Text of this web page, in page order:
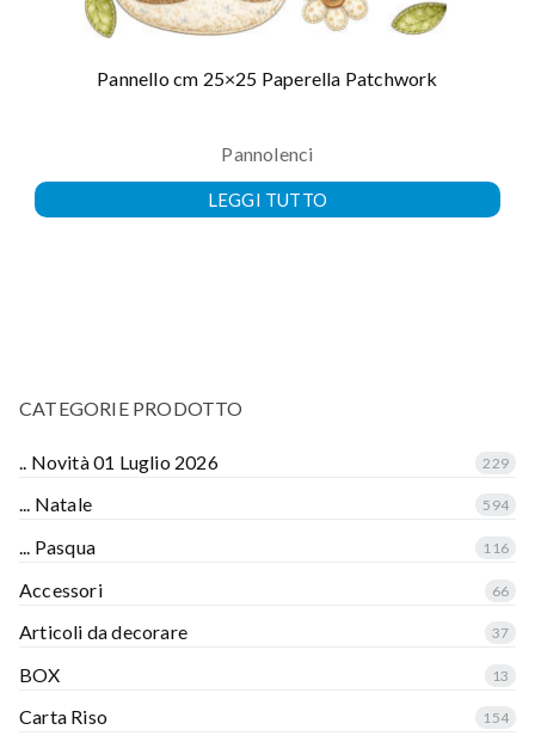
Pannello cm 25×25 Paperella Patchwork
Pannolenci
LEGGI TUTTO
CATEGORIE PRODOTTO
.. Novità 01 Luglio 2026 229
... Natale 594
... Pasqua 116
Accessori 66
Articoli da decorare 37
BOX 13
Carta Riso 154